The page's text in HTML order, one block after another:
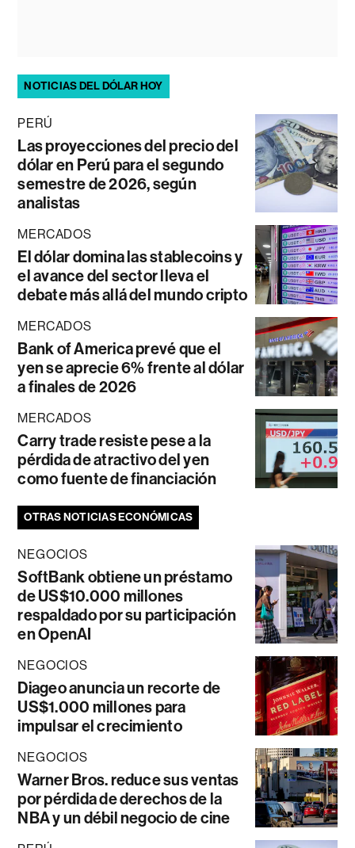
NOTICIAS DEL DÓLAR HOY
PERÚ
Las proyecciones del precio del
dólar en Perú para el segundo
semestre de 2026, según
analistas
MERCADOS
El dólar domina las stablecoins y
el avance del sector lleva el
debate más allá del mundo cripto
MERCADOS
Bank of America prevé que el
yen se aprecie 6% frente al dólar
a finales de 2026
MERCADOS
Carry trade resiste pese a la
pérdida de atractivo del yen
como fuente de financiación
OTRAS NOTICIAS ECONÓMICAS
NEGOCIOS
SoftBank obtiene un préstamo
de US$10.000 millones
respaldado por su participación
en OpenAI
NEGOCIOS
Diageo anuncia un recorte de
US$1.000 millones para
impulsar el crecimiento
NEGOCIOS
Warner Bros. reduce sus ventas
por pérdida de derechos de la
NBA y un débil negocio de cine